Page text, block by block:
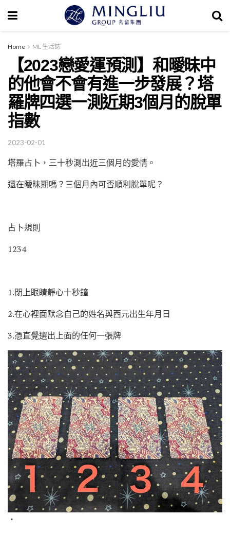
Home ML 生活誌
【2023戀愛運預測】和曖昧中
的他會不會有進一步發展？塔
羅牌四選一測近期3個月的脫單
指數
2023-02-01
塔羅占卜，三十秒測出近三個月的愛情。
還在曖昧期嗎？三個月內可否順利脫單呢？
占卜規則
1234
1.閉上眼睛靜心十秒鐘
2.在心裡面默念自己的姓名與西元出生年月日
3.憑直覺選出上面的任何一張牌
・